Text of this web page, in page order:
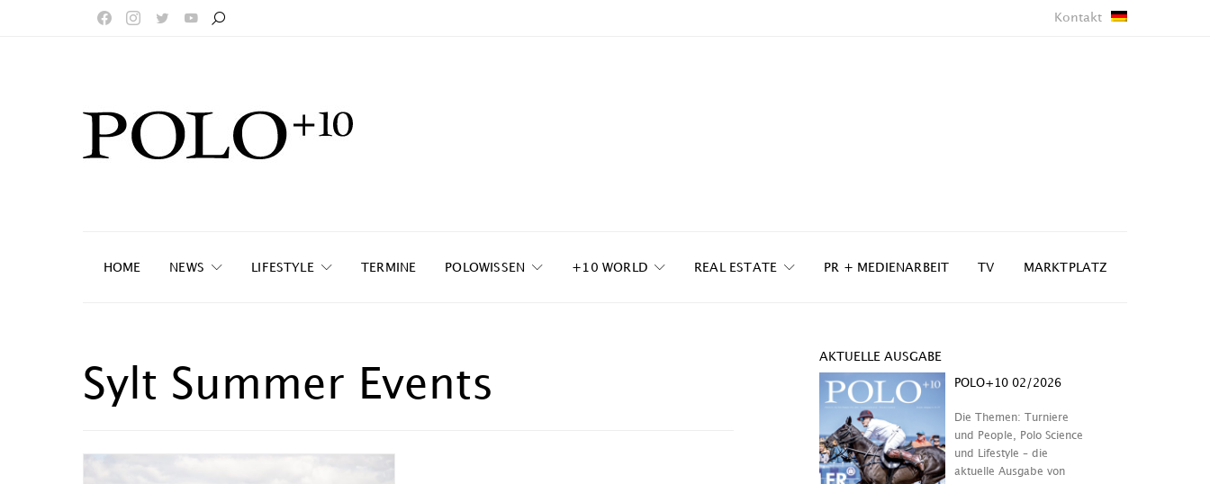
Kontakt
HOME NEWS LIFESTYLE TERMINE POLOWISSEN +10 WORLD REAL ESTATE PR + MEDIENARBEIT TV MARKTPLATZ
Sylt Summer Events
AKTUELLE AUSGABE
POLO+10 02/2026
Die Themen: Turniere
und People, Polo Science
und Lifestyle – die
aktuelle Ausgabe von